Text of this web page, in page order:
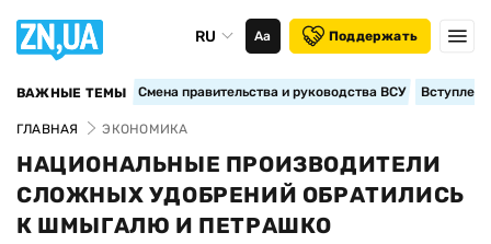
RU Аа Поддержать
ВАЖНЫЕ ТЕМЫ Смена правительства и руководства ВСУ
ГЛАВНАЯ ЭКОНОМИКА
НАЦИОНАЛЬНЫЕ ПРОИЗВОДИТЕЛИ
СЛОЖНЫХ УДОБРЕНИЙ ОБРАТИЛИСЬ
К ШМЫГАЛЮ И ПЕТРАШКО